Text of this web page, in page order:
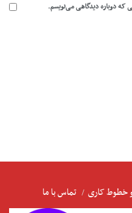
که دوباره دیدگاهی می‌نویسم.
خطوط کاری تماس با ما